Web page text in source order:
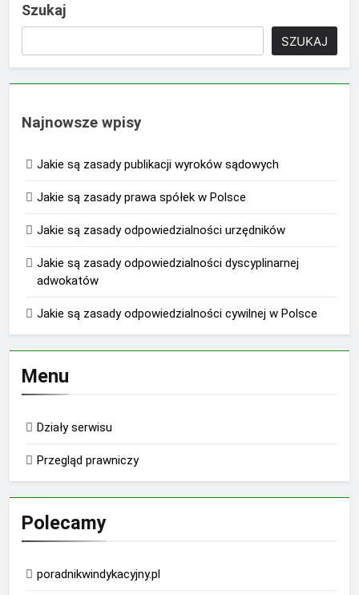
Szukaj
SZUKAJ
Najnowsze wpisy
Jakie są zasady publikacji wyroków sądowych
Jakie są zasady prawa spółek w Polsce
Jakie są zasady odpowiedzialności urzędników
Jakie są zasady odpowiedzialności dyscyplinarnej
adwokatów
Jakie są zasady odpowiedzialności cywilnej w Polsce
Menu
Działy serwisu
Przegląd prawniczy
Polecamy
poradnikwindykacyjny.pl